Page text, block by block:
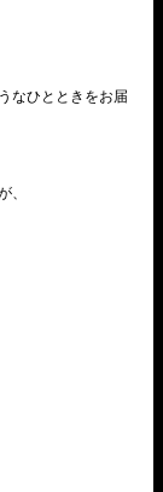
なひとときをお届
、